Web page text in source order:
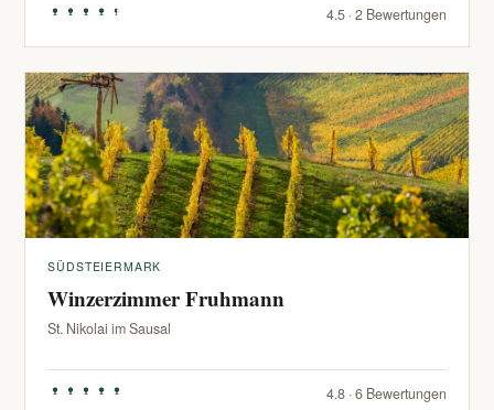
4.5 · 2 Bewertungen
SÜDSTEIERMARK
Winzerzimmer Fruhmann
St. Nikolai im Sausal
4.8 · 6 Bewertungen